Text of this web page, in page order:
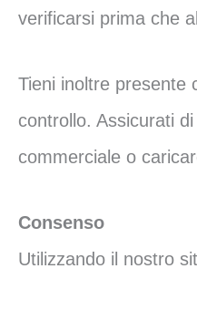
verificarsi prima che
Tieni inoltre presente
controllo. Assicurati
commerciale o
Consenso
Utilizzando il nostro